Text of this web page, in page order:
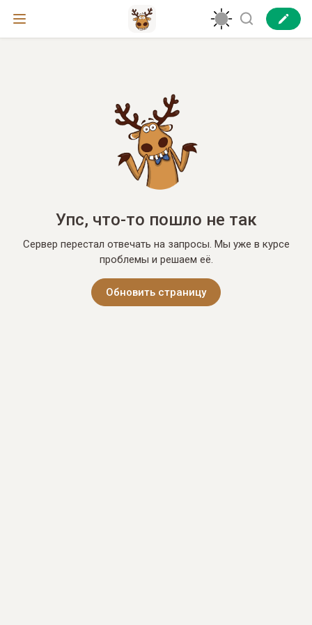
Упс, что-то пошло не так
Сервер перестал отвечать на запросы. Мы уже в курсе
проблемы и решаем её.
Обновить страницу